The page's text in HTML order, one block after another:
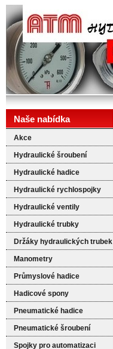
Naše nabídka
Akce
Hydraulické šroubení
Hydraulické hadice
Hydraulické rychlospojky
Hydraulické ventily
Hydraulické trubky
Držáky hydraulických trubek
Manometry
Průmyslové hadice
Hadicové spony
Pneumatické hadice
Pneumatické šroubení
Spojky pro automatizaci